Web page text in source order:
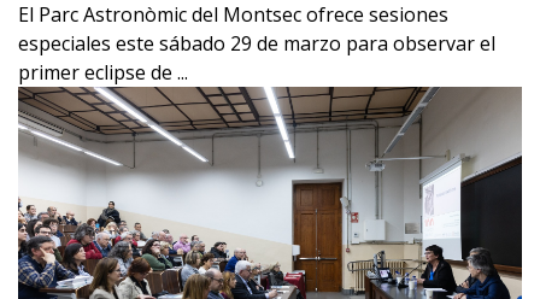
El Parc Astronòmic del Montsec ofrece sesiones
especiales este sábado 29 de marzo para observar el
primer eclipse de ...